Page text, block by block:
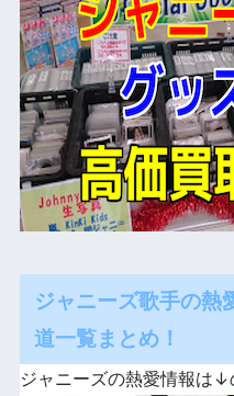
ジャニーズ歌手の熱
道一覧まとめ！
ジャニーズの熱愛情報は↓